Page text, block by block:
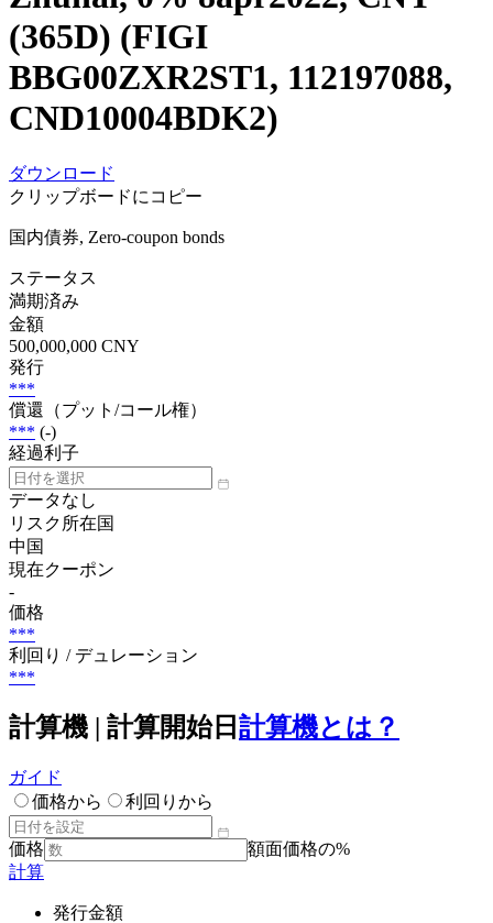
(365D) (FIGI
BBG00ZXR2ST1, 112197088,
CND10004BDK2)
ダウンロード
クリップボードにコピー
国内債券, Zero-coupon bonds
ステータス
満期済み
金額
500,000,000 CNY
発行
***
償還（プット/コール権）
*** (-)
経過利子
データなし
リスク所在国
中国
現在クーポン
-
価格
***
利回り / デュレーション
***
計算機 | 計算開始日 計算機とは？
ガイド
価格から
利回りから
価格
額面価格の%
計算
発行金額